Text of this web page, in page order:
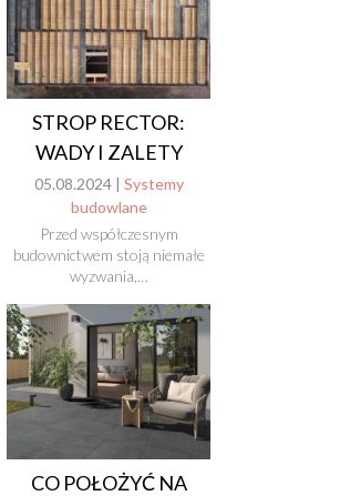
STROP RECTOR:
WADY I ZALETY
05.08.2024 | Systemy
budowlane
Przed współczesnym
budownictwem stoją niemałe
wyzwania,…
CO POŁOŻYĆ NA